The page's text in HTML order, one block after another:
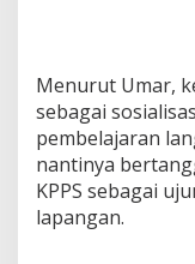
Menurut Umar,
sebagai
pembelajaran
nantinya
KPPS sebagai
lapangan.